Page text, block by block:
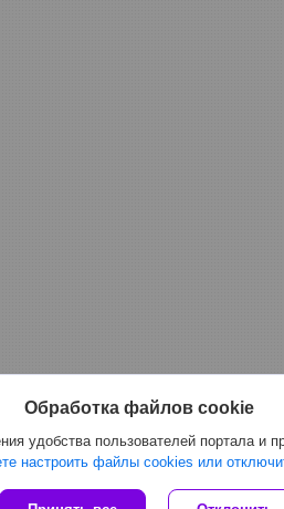
Обработка файлов cookie
удобства пользователей портала и
настроить файлы cookies или